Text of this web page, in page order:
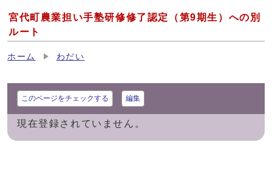
宮代町農業担い手塾研修修了認定（第9期生）への別
ルート
ホーム わだい
このページをチェックする 編集
現在登録されていません。